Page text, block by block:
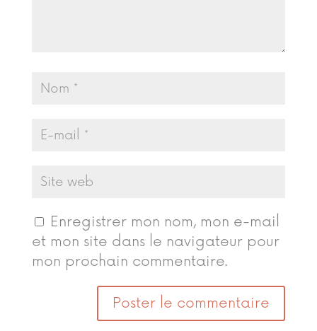
Enregistrer mon nom, mon e-mail
et mon site dans le navigateur pour
mon prochain commentaire.